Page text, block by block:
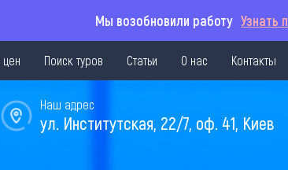
Мы возобновили работу Узнать
цен Поиск туров Статьи О нас Контакты
Наш адрес
ул. Институтская, 22/7, оф. 41, Киев